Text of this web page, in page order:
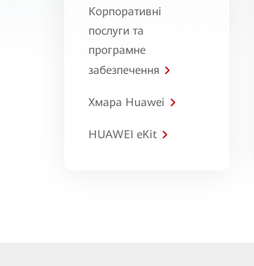
Корпоративні
послуги та
програмне
забезпечення
Хмара Huawei
HUAWEI eKit